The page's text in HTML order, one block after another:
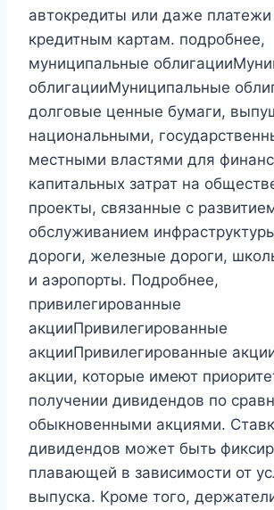
автокредиты или даже
кредитным картам. подробнее,
муниципальные
облигацииМуниципальные
долговые ценные бумаги,
национальными,
местными властями для
капитальных затрат на
проекты, связанные с
обслуживанием
дороги, железные дороги,
и аэропорты. Подробнее,
привилегированные
акцииПривилегированные
акцииПривилегированные
акции, которые имеют
получении дивидендов по
обыкновенными акциями.
дивидендов может быть
плавающей в зависимости от
выпуска. Кроме того,